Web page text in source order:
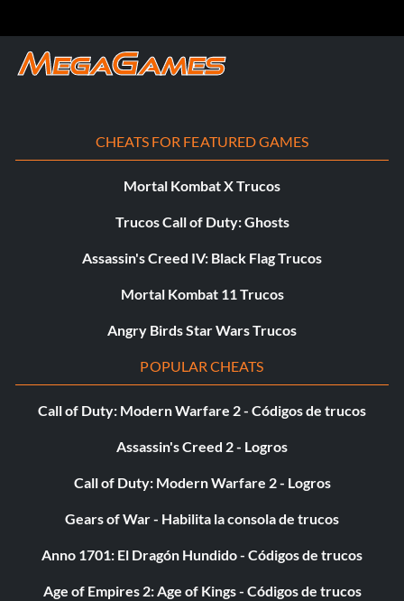
CHEATS FOR FEATURED GAMES
Mortal Kombat X Trucos
Trucos Call of Duty: Ghosts
Assassin's Creed IV: Black Flag Trucos
Mortal Kombat 11 Trucos
Angry Birds Star Wars Trucos
POPULAR CHEATS
Call of Duty: Modern Warfare 2 - Códigos de trucos
Assassin's Creed 2 - Logros
Call of Duty: Modern Warfare 2 - Logros
Gears of War - Habilita la consola de trucos
Anno 1701: El Dragón Hundido - Códigos de trucos
Age of Empires 2: Age of Kings - Códigos de trucos